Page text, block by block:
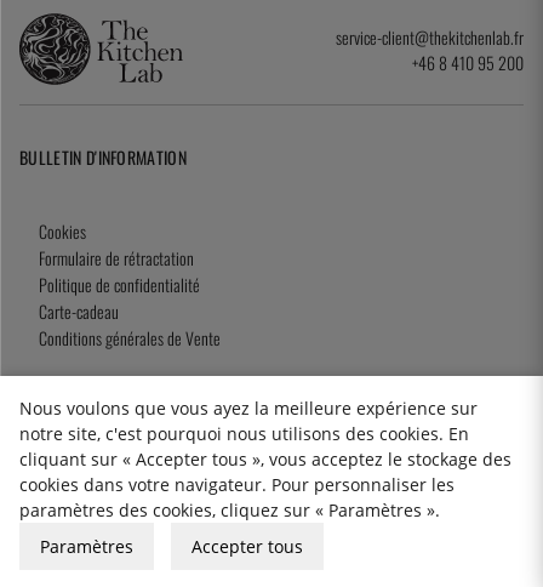
service-client@thekitchenlab.fr
+46 8 410 95 200
BULLETIN D'INFORMATION
Cookies
Formulaire de rétractation
Politique de confidentialité
Carte-cadeau
Conditions générales de Vente
2026 KitchenLab AB
Nous voulons que vous ayez la meilleure expérience sur
notre site, c'est pourquoi nous utilisons des cookies. En
cliquant sur « Accepter tous », vous acceptez le stockage des
cookies dans votre navigateur. Pour personnaliser les
paramètres des cookies, cliquez sur « Paramètres ».
Paramètres
Accepter tous